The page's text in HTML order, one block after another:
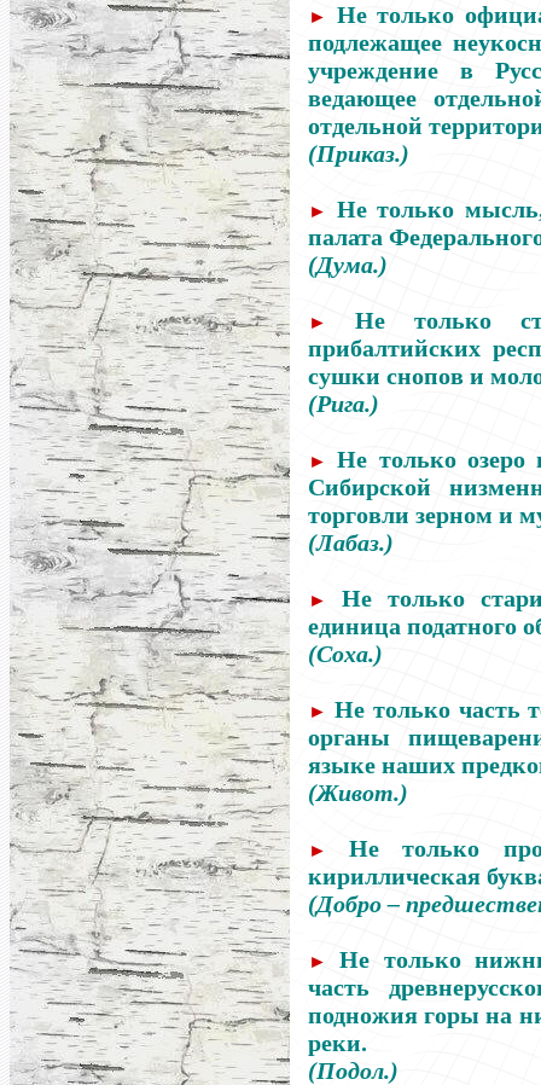
►
Не только
подлежащее
учреждение в
ведающее
отдельной
(Приказ.)
►
Не только
палата
(Дума.)
►
Не только
прибалтийских
сушки снопов и
(Рига.)
►
Не только озеро
Сибирской
торговли зерном и
(Лабаз.)
►
Не только
единица податного
(Соха.)
► Не только часть
органы
языке наших
(Живот.)
►
Не только
кириллическая
(Добро–
►
Не только
часть
подножия горы на
реки.
(Подол.)